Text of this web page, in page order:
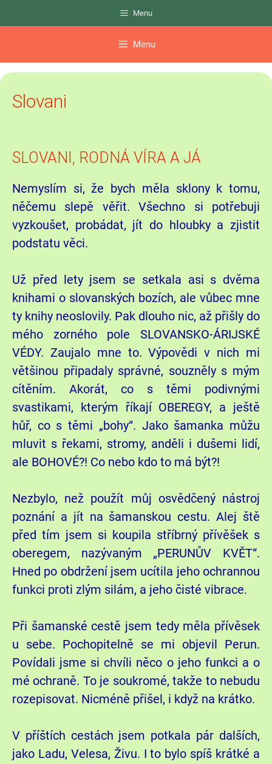
na
Menu
Menu
Slovani
SLOVANI, RODNÁ VÍRA A JÁ
Nemyslím si, že bych měla sklony k tomu,
něčemu slepě věřit. Všechno si potřebuji
vyzkoušet, probádat, jít do hloubky a zjistit
podstatu věci.
Už před lety jsem se setkala asi s dvěma
knihami o slovanských bozích, ale vůbec mne
ty knihy neoslovily. Pak dlouho nic, až přišly do
mého zorného pole SLOVANSKO-ÁRIJSKÉ
VÉDY. Zaujalo mne to. Výpovědi v nich mi
většinou připadaly správné, souzněly s mým
cítěním. Akorát, co s těmi podivnými
svastikami, kterým říkají OBEREGY, a ještě
hůř, co s těmi „bohy“. Jako šamanka můžu
mluvit s řekami, stromy, anděli i dušemi lidí,
ale BOHOVÉ?! Co nebo kdo to má být?!
Nezbylo, než použít můj osvědčený nástroj
poznání a jít na šamanskou cestu. Alej ště
před tím jsem si koupila stříbrný přívěšek s
oberegem, nazývaným „PERUNŮV KVĚT“.
Hned po obdržení jsem ucítila jeho ochrannou
funkci proti zlým silám, a jeho čisté vibrace.
Při šamanské cestě jsem tedy měla přívěsek
u sebe. Pochopitelně se mi objevil Perun.
Povídali jsme si chvíli něco o jeho funkci a o
mé ochraně. To je soukromé, takže to nebudu
rozepisovat. Nicméně přišel, i když na krátko.
V příštích cestách jsem potkala pár dalších,
jako Ladu, Velesa, Živu. I to bylo spíš krátké a